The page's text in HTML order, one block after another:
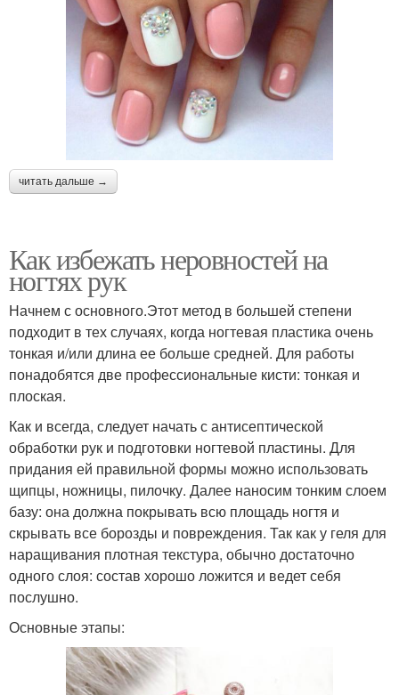
читать дальше →
Как избежать неровностей на
ногтях рук
Начнем с основного.Этот метод в большей степени
подходит в тех случаях, когда ногтевая пластика очень
тонкая и/или длина ее больше средней. Для работы
понадобятся две профессиональные кисти: тонкая и
плоская.
Как и всегда, следует начать с антисептической
обработки рук и подготовки ногтевой пластины. Для
придания ей правильной формы можно использовать
щипцы, ножницы, пилочку. Далее наносим тонким слоем
базу: она должна покрывать всю площадь ногтя и
скрывать все борозды и повреждения. Так как у геля для
наращивания плотная текстура, обычно достаточно
одного слоя: состав хорошо ложится и ведет себя
послушно.
Основные этапы: